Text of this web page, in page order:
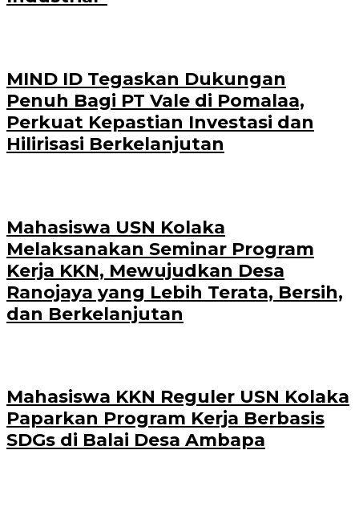
MIND ID Tegaskan Dukungan
Penuh Bagi PT Vale di Pomalaa,
Perkuat Kepastian Investasi dan
Hilirisasi Berkelanjutan
Mahasiswa USN Kolaka
Melaksanakan Seminar Program
Kerja KKN, Mewujudkan Desa
Ranojaya yang Lebih Terata, Bersih,
dan Berkelanjutan
Mahasiswa KKN Reguler USN Kolaka
Paparkan Program Kerja Berbasis
SDGs di Balai Desa Ambapa